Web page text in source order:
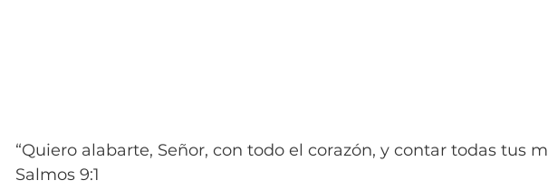
“Quiero alabarte, Señor, con todo el corazón, y contar todas tus
Salmos 9:1